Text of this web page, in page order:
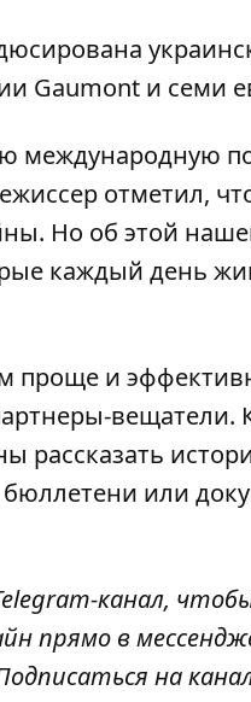
Gaumont и семи
международную
отметил,
Но об этой
каждый день
проще и
вещатели.
рассказать
или
канал,
прямо в
на